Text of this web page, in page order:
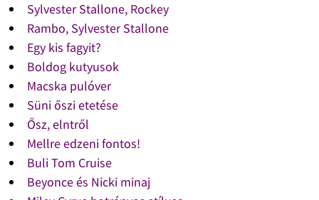
Sylvester Stallone, Rockey
Rambo, Sylvester Stallone
Egy kis fagyit?
Boldog kutyusok
Macska pulóver
Süni őszi etetése
Ősz, elntről
Mellre edzeni fontos!
Buli Tom Cruise
Beyonce és Nicki minaj